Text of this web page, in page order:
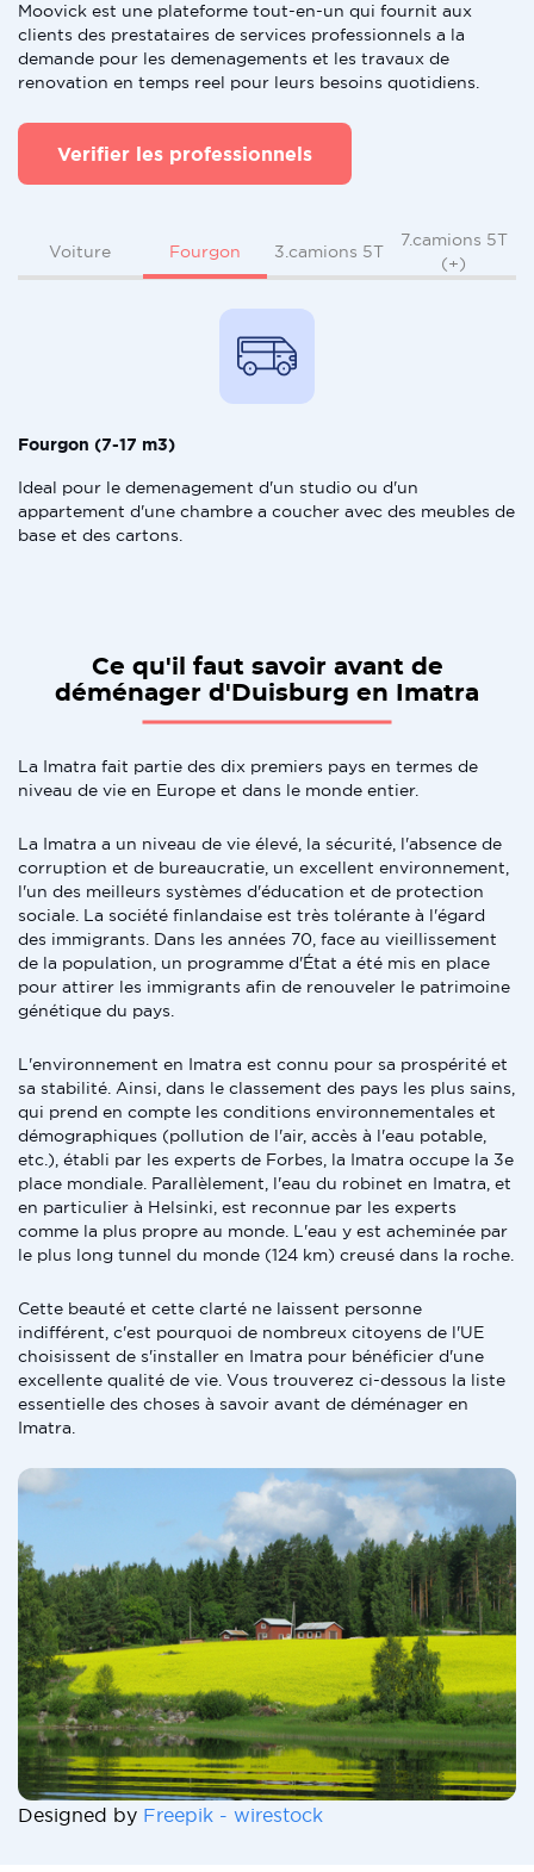
Moovick est une plateforme tout-en-un qui fournit aux
clients des prestataires de services professionnels a la
demande pour les demenagements et les travaux de
renovation en temps reel pour leurs besoins quotidiens.
Verifier les professionnels
Voiture Fourgon 3.camions 5T
7.camions 5T
(+)
Fourgon (7-17 m3)
Ideal pour le demenagement d'un studio ou d'un
appartement d'une chambre a coucher avec des meubles de
base et des cartons.
Ce qu'il faut savoir avant de
déménager d'Duisburg en Imatra
La Imatra fait partie des dix premiers pays en termes de
niveau de vie en Europe et dans le monde entier.
La Imatra a un niveau de vie élevé, la sécurité, l'absence de
corruption et de bureaucratie, un excellent environnement,
l'un des meilleurs systèmes d'éducation et de protection
sociale. La société finlandaise est très tolérante à l'égard
des immigrants. Dans les années 70, face au vieillissement
de la population, un programme d'État a été mis en place
pour attirer les immigrants afin de renouveler le patrimoine
génétique du pays.
L'environnement en Imatra est connu pour sa prospérité et
sa stabilité. Ainsi, dans le classement des pays les plus sains,
qui prend en compte les conditions environnementales et
démographiques (pollution de l'air, accès à l'eau potable,
etc.), établi par les experts de Forbes, la Imatra occupe la 3e
place mondiale. Parallèlement, l'eau du robinet en Imatra, et
en particulier à Helsinki, est reconnue par les experts
comme la plus propre au monde. L'eau y est acheminée par
le plus long tunnel du monde (124 km) creusé dans la roche.
Cette beauté et cette clarté ne laissent personne
indifférent, c'est pourquoi de nombreux citoyens de l'UE
choisissent de s'installer en Imatra pour bénéficier d'une
excellente qualité de vie. Vous trouverez ci-dessous la liste
essentielle des choses à savoir avant de déménager en
Imatra.
Designed by Freepik - wirestock